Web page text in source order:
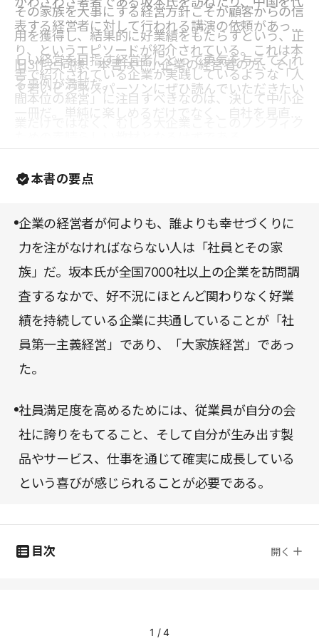
その家族を大事にする経営方針こそが顧客からの信
用を獲得し、結果的に好業績をもたらすという、正
しい経営を目指す経営者にとって勇気を与えてくれ
る事例が満載だ。
表する経営者に対して行われる講演の依頼があった
り、というエピソードが紹介されている。これは本
書で紹介されている企業が実践しているような「人
間本位の経営」に注目すべきなのは、決して中小企
ションから学ぶところが多いということの表れでは
ないか。株主から「成長せよ」という突き上げも厳
い者雇用の進捗などについて、振り返る機会になれ
ば幸いである。
旧3作と同様、本書は中小企業の経営者の方、そし
て若いビジネスパーソンにぜひ読んでいただきたい
一冊だ。単純に楽しめるだけでなく、自社を見直す
本書の要点
企業の経営者が何よりも、誰よりも幸せづくりに
力を注がなければならない人は「社員とその家
族」だ。坂本氏が全国7000社以上の企業を訪問調
査するなかで、好不況にほとんど関わりなく好業
績を持続している企業に共通していることが「社
員第一主義経営」であり、「大家族経営」であっ
た。
社員満足度を高めるためには、従業員が自分の会
社に誇りをもてること、そして自分が生み出す製
品やサービス、仕事を通じて確実に成長している
という喜びが感じられることが必要である。
目次 開く
1 /4